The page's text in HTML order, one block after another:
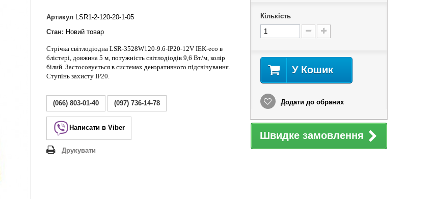
Lezard Deriy
Артикул LSR1-2-120-20-1-05
Стан: Новий товар
Стрічка світлодіодна LSR-3528W120-9.6-IP20-12V IEK-eco в
блістері, довжина 5 м, потужність світлодіодів 9,6 Вт/м, колір
білий. Застосовується в системах декоративного підсвічування.
Ступінь захисту IP20.
(066) 803-01-40 (097) 736-14-78
Написати в Viber
Друкувати
Кількість
У Кошик
Додати до обраних
Швидке замовлення